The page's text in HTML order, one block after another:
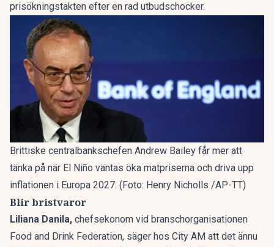
prisökningstakten efter en rad utbudschocker.
Brittiske centralbankschefen Andrew Bailey får mer att
tänka på när El Niño väntas öka matpriserna och driva upp
inflationen i Europa 2027. (Foto: Henry Nicholls /AP-TT)
Blir bristvaror
Liliana Danila, chefsekonom vid branschorganisationen
Food and Drink Federation, säger hos City AM att det ännu